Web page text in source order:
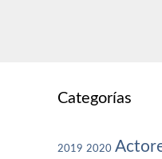
Categorías
2019 2020